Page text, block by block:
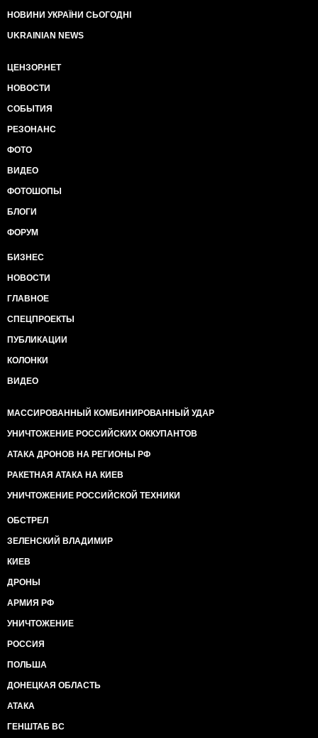
НОВИНИ УКРАЇНИ СЬОГОДНІ
UKRAINIAN NEWS
ЦЕНЗОР.НЕТ
НОВОСТИ
СОБЫТИЯ
РЕЗОНАНС
ФОТО
ВИДЕО
ФОТОШОПЫ
БЛОГИ
ФОРУМ
БИЗНЕС
НОВОСТИ
ГЛАВНОЕ
СПЕЦПРОЕКТЫ
ПУБЛИКАЦИИ
КОЛОНКИ
ВИДЕО
МАССИРОВАННЫЙ КОМБИНИРОВАННЫЙ УДАР
УНИЧТОЖЕНИЕ РОССИЙСКИХ ОККУПАНТОВ
АТАКА ДРОНОВ НА РЕГИОНЫ РФ
РАКЕТНАЯ АТАКА НА КИЕВ
УНИЧТОЖЕНИЕ РОССИЙСКОЙ ТЕХНИКИ
ОБСТРЕЛ
ЗЕЛЕНСКИЙ ВЛАДИМИР
КИЕВ
ДРОНЫ
АРМИЯ РФ
УНИЧТОЖЕНИЕ
РОССИЯ
ПОЛЬША
ДОНЕЦКАЯ ОБЛАСТЬ
АТАКА
ГЕНШТАБ ВС